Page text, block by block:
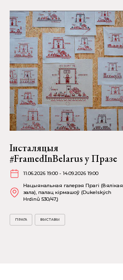
Інсталяцыя
#FramedInBelarus у Празе
11.06.2026 19:00 - 14.09.2026 19:00
Нацыянальная галерэя Прагі (Вялікая
зала), палац кірмашоў (Dukelských
Hrdinů 530/47,)
ПРАГА ВЫСТАВЫ